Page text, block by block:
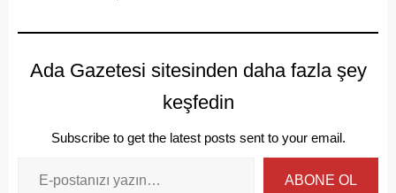
Ada Gazetesi sitesinden daha fazla şey
keşfedin
Subscribe to get the latest posts sent to your email.
ABONE OL